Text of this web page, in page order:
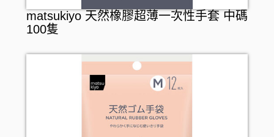
matsukiyo 天然橡膠超薄一次性手套 中碼
100隻